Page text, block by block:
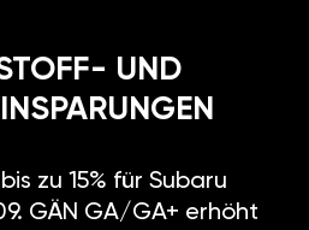
UND
zu 15% für Subaru
GÄN GA/GA+ erhöht